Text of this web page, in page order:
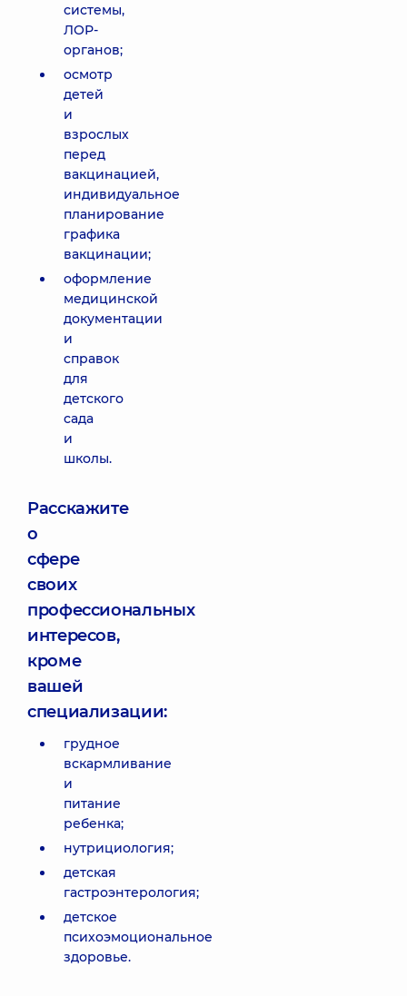
системы,
ЛОР-
органов;
осмотр
детей
и
взрослых
перед
вакцинацией,
индивидуальное
планирование
графика
вакцинации;
оформление
медицинской
документации
и
справок
для
детского
сада
и
школы.
Расскажите
о
сфере
своих
профессиональных
интересов,
кроме
вашей
специализации:
грудное
вскармливание
и
питание
ребенка;
нутрициология;
детская
гастроэнтерология;
детское
психоэмоциональное
здоровье.